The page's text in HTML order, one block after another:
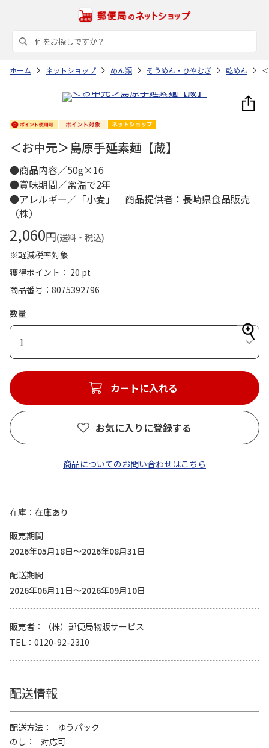
ホーム ネットショップ めん類 そうめん・ひやむぎ 乾めん
＜お中元＞島原手延素麺【蔵】
●商品内容／50g×16
●賞味期間／常温で2年
●アレルギー／「小麦」 商品提供者：長崎県食品販売
（株）
2,060円(送料・税込)
※軽減税率対象
獲得ポイント： 20 pt
商品番号
8075392796
数量
1
カートに入れる
お気に入りに登録する
商品についてのお問い合わせはこちら
在庫
在庫あり
販売期間
2026年05月18日～2026年08月31日
配送期間
2026年06月11日～2026年09月10日
販売者
（株）郵便局物販サービス
TEL
0120-92-2310
配送情報
配送方法
ゆうパック
のし
対応可